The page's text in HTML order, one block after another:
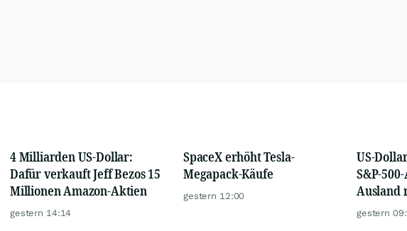
4 Milliarden US-Dollar:
Dafür verkauft Jeff Bezos 15
Millionen Amazon-Aktien
gestern 14:14
SpaceX erhöht Tesla-
Megapack-Käufe
gestern 12:00
US-
S&P-
Ausland
gestern